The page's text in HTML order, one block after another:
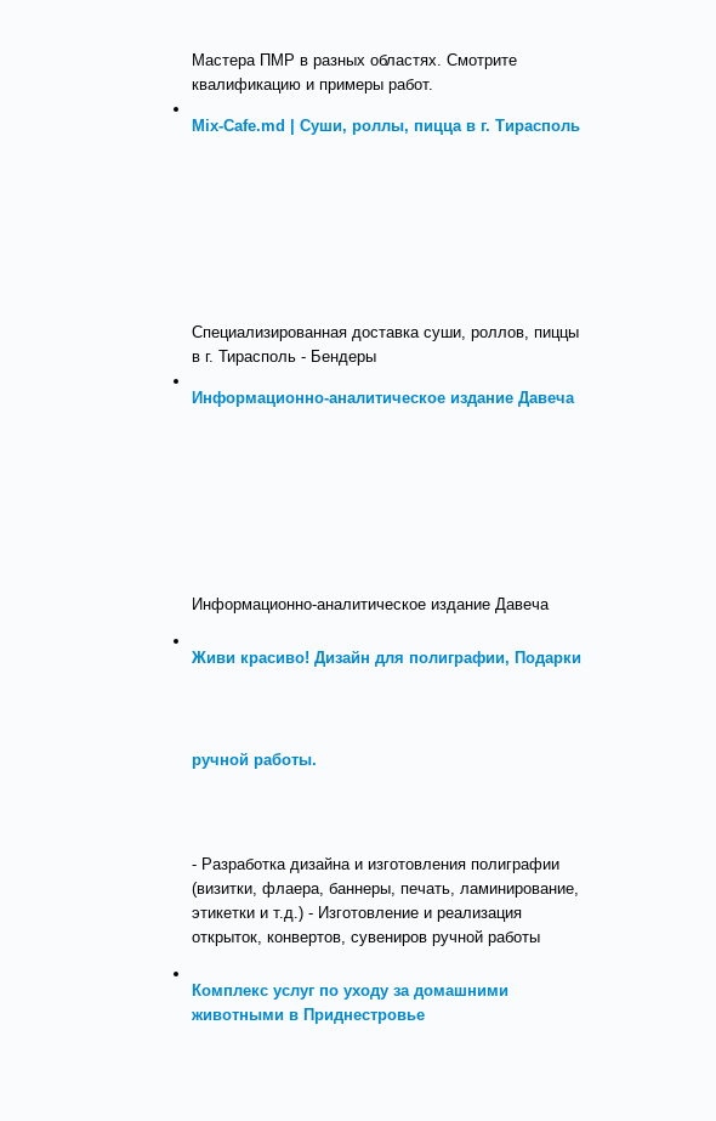
Мастера ПМР в разных областях. Смотрите
квалификацию и примеры работ.
Mix-Cafe.md | Суши, роллы, пицца в г. Тирасполь
Специализированная доставка суши, роллов, пиццы
в г. Тирасполь - Бендеры
Информационно-аналитическое издание Давеча
Информационно-аналитическое издание Давеча
Живи красиво! Дизайн для полиграфии, Подарки
ручной работы.
- Разработка дизайна и изготовления полиграфии
(визитки, флаера, баннеры, печать, ламинирование,
этикетки и т.д.) - Изготовление и реализация
открыток, конвертов, сувениров ручной работы
Комплекс услуг по уходу за домашними
животными в Приднестровье